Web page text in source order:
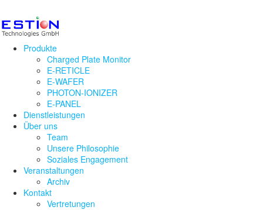
Produkte
Charged Plate Monitor
E-RETICLE
E-WAFER
PHOTON-IONIZER
E-PANEL
Dienstleistungen
Über uns
Team
Unsere Philosophie
Soziales Engagement
Veranstaltungen
Archiv
Kontakt
Vertretungen